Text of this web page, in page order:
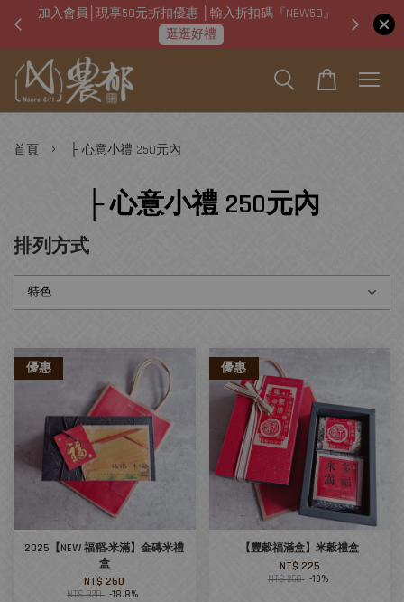
加入會員│現享50元折扣優惠 │輸入折扣碼『NEW50』
逛逛好禮
即日
首頁 › ├ 心意小禮 250元內
├ 心意小禮 250元內
排列方式
優惠
2025【NEW 福稻‧米滿】金磚米禮
盒
NT$ 260
NT$ 320 -18.8%
優惠
【豐穀福滿盒】米穀禮盒
NT$ 225
NT$ 250 -10%